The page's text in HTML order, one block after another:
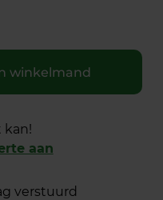
winkelmand
kan!
aan
verstuurd